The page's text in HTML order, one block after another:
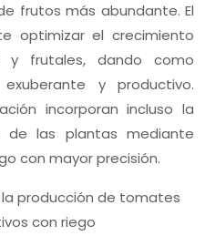
frutos más abundante. El
optimizar el crecimiento
y frutales, dando como
y productivo.
incorporan incluso la
de las plantas mediante
con mayor precisión.
producción de tomates
con riego